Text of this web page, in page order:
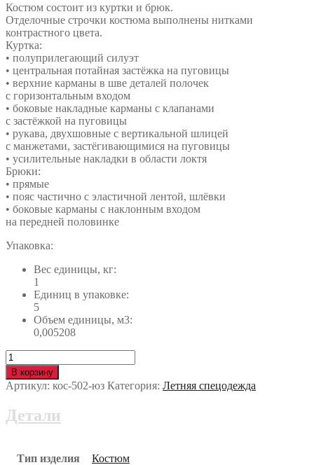
Костюм состоит из куртки и брюк.
Отделочные строчки костюма выполнены нитками
контрастного цвета.
Куртка:
• полуприлегающий силуэт
• центральная потайная застёжка на пуговицы
• верхние карманы в шве деталей полочек
с горизонтальным входом
• боковые накладные карманы с клапанами
с застёжкой на пуговицы
• рукава, двухшовные с вертикальной шлицей
с манжетами, застёгивающимися на пуговицы
• усилительные накладки в области локтя
Брюки:
• прямые
• пояс частично с эластичной лентой, шлёвки
• боковые карманы с наклонным входом
на передней половинке
Упаковка:
Вес единицы, кг:
1
Единиц в упаковке:
5
Объем единицы, м3:
0,005208
Количество
Костюм
ПРЕМЬЕРА
ЛЮКС
юз
В корзину
Артикул: кос-502-юз Категория: Летняя спецодежда
Детали
Тип изделия Костюм